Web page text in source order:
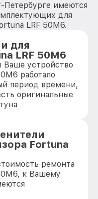
Петербурге имеются
для
LRF 50M6.
для
LRF 50M6
Ваше устройство
работало
период времени,
оригинальные
Fortuna
ремонта
к Вашему